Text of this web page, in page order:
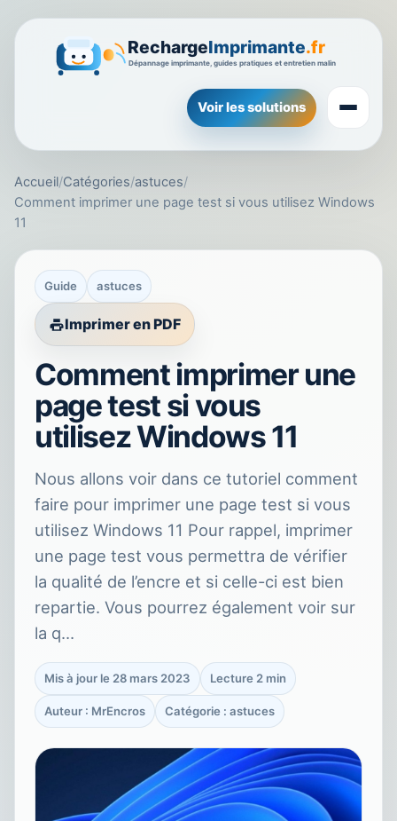
Voir les solutions
Accueil/Catégories/astuces/
Comment imprimer une page test si vous utilisez Windows
11
Guide astuces
Imprimer en PDF
Comment imprimer une
page test si vous
utilisez Windows 11
Nous allons voir dans ce tutoriel comment
faire pour imprimer une page test si vous
utilisez Windows 11 Pour rappel, imprimer
une page test vous permettra de vérifier
la qualité de l’encre et si celle-ci est bien
repartie. Vous pourrez également voir sur
la q…
Mis à jour le 28 mars 2023 Lecture 2 min
Auteur : MrEncros Catégorie : astuces